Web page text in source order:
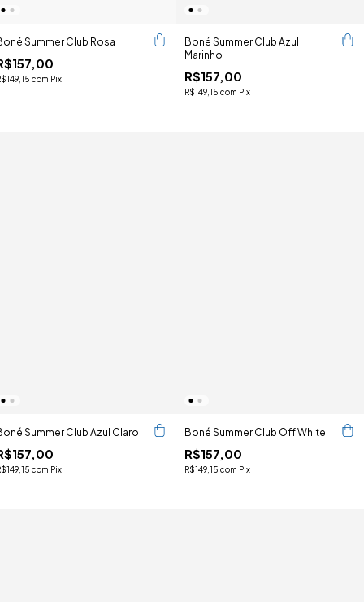
Summer Club Rosa
com Pix
Boné Summer Club Azul
Marinho
R$157,00
R$149,15 com Pix
Summer Club Azul Claro
com Pix
Boné Summer Club Off White
R$157,00
R$149,15 com Pix